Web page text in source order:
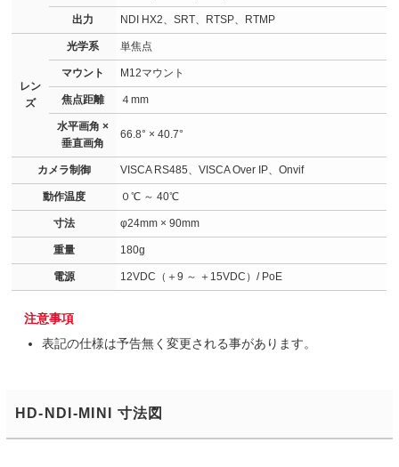
出力 NDI HX2、SRT、RTSP、RTMP
レン
ズ
光学系 単焦点
マウント M12マウント
焦点距離 ４mm
水平画角 ×
垂直画角
66.8° × 40.7°
カメラ制御 VISCA RS485、VISCA Over IP、Onvif
動作温度 ０℃ ～ 40℃
寸法 φ24mm × 90mm
重量 180g
電源 12VDC（＋9 ～ ＋15VDC）/ PoE
注意事項
表記の仕様は予告無く変更される事があります。
HD-NDI-MINI 寸法図